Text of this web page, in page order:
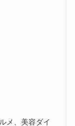
メ、美容ダイ